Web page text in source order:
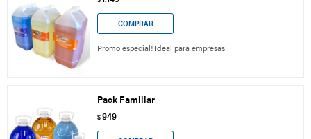
Promo especial! Ideal para empresas
Pack Familiar
$949